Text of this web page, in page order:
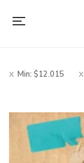
Min: $12.015